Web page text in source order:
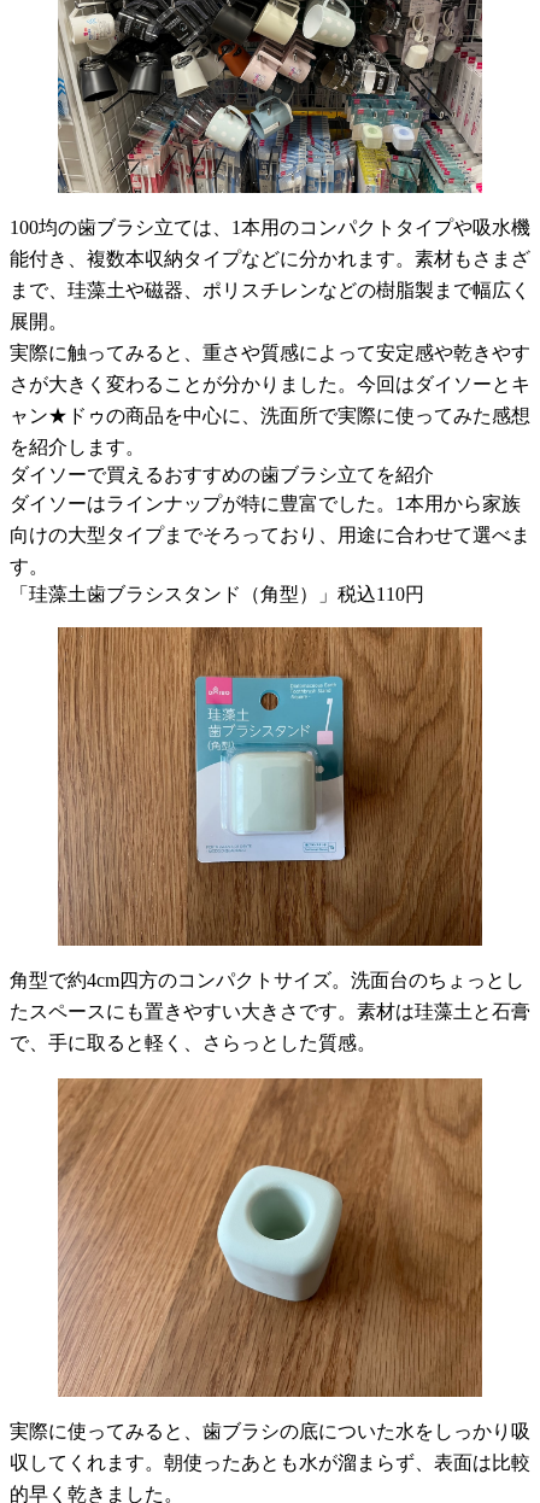
100均の歯ブラシ立ては、1本用のコンパクトタイプや吸水機
能付き、複数本収納タイプなどに分かれます。素材もさまざ
まで、珪藻土や磁器、ポリスチレンなどの樹脂製まで幅広く
展開。
実際に触ってみると、重さや質感によって安定感や乾きやす
さが大きく変わることが分かりました。今回はダイソーとキ
ャン★ドゥの商品を中心に、洗面所で実際に使ってみた感想
を紹介します。
ダイソーで買えるおすすめの歯ブラシ立てを紹介
ダイソーはラインナップが特に豊富でした。1本用から家族
向けの大型タイプまでそろっており、用途に合わせて選べま
す。
「珪藻土歯ブラシスタンド（角型）」税込110円
角型で約4cm四方のコンパクトサイズ。洗面台のちょっとし
たスペースにも置きやすい大きさです。素材は珪藻土と石膏
で、手に取ると軽く、さらっとした質感。
実際に使ってみると、歯ブラシの底についた水をしっかり吸
収してくれます。朝使ったあとも水が溜まらず、表面は比較
的早く乾きました。